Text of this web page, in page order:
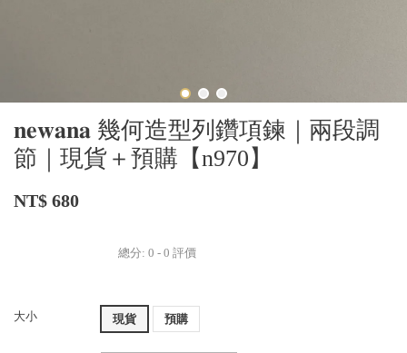
𝐧𝐞𝐰𝐚𝐧𝐚 幾何造型列鑽項鍊｜兩段調
節｜現貨＋預購【n970】
NT$ 680
總分: 0 - 0 評價
大小 現貨 預購